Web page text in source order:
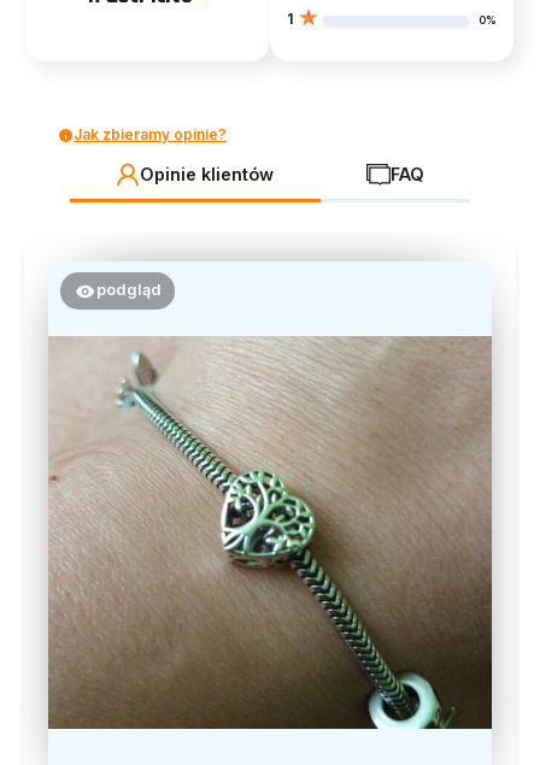
1 0%
Jak zbieramy opinie?
Opinie klientów FAQ
podgląd